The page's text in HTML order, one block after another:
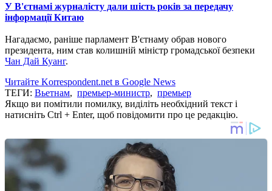
У В'єтнамі журналісту дали шість років за передачу
інформації Китаю
Нагадаємо, раніше парламент В'єтнаму обрав нового
президента, ним став колишній міністр громадської безпеки
Чан Дай Куанг.
Читайте Korrespondent.net в Google News
ТЕГИ: Вьетнам, премьер-министр, премьер
Якщо ви помітили помилку, виділіть необхідний текст і
натисніть Ctrl + Enter, щоб повідомити про це редакцію.